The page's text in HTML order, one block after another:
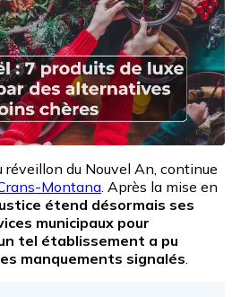
réveillon du Nouvel An, continue
Montana . Après la mise en
étend désormais ses
municipaux pour
tel établissement a pu
manquements signalés